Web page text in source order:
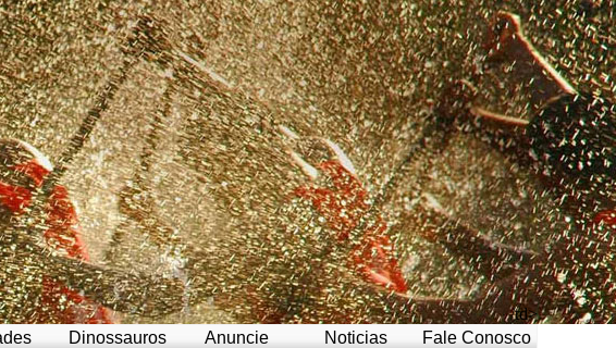
/td>
Dinossauros Anuncie Noticias Fale Conosco